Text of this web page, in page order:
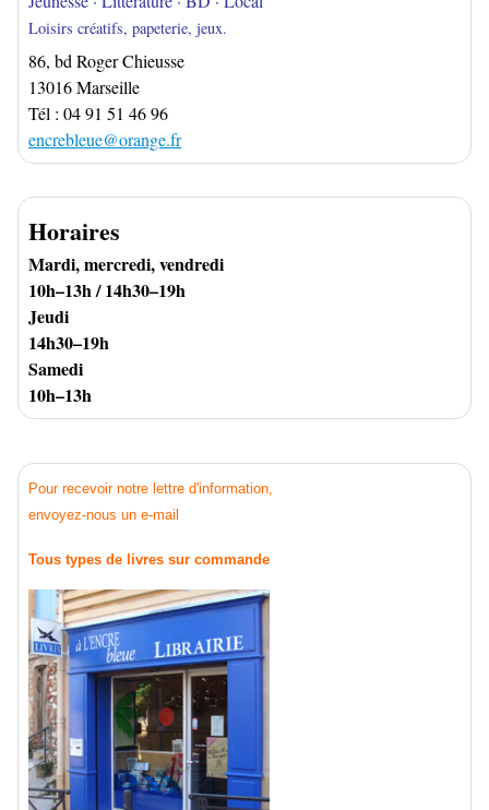
Loisirs créatifs, papeterie, jeux.
86, bd Roger Chieusse
13016 Marseille
Tél : 04 91 51 46 96
encrebleue@orange.fr
Horaires
Mardi, mercredi, vendredi
10h–13h / 14h30–19h
Jeudi
14h30–19h
Samedi
10h–13h
Pour recevoir notre lettre d'information,
envoyez-nous un e-mail
Tous types de livres sur commande